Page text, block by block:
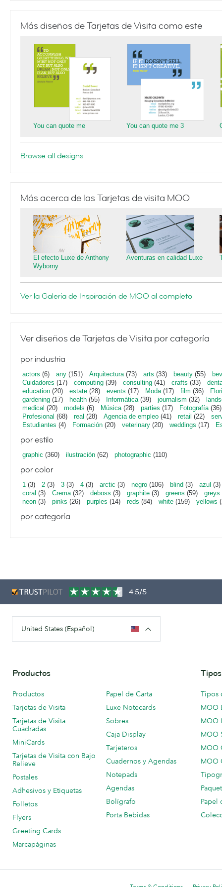
Más diseños de Tarjetas de Visita como este
You can quote me You can quote me 3
Browse all designs
Más acerca de las Tarjetas de visita MOO
El efecto Luxe de Anthony
Wyborny
Aventuras en calidad Luxe
Ver la Galería de Inspiración de MOO al completo
Ver diseños de Tarjetas de Visita por categoría
por industria
actors (6) any (151) Arquitectura(73) arts (33) beauty (55)
Cuidadores (17) computing (39) consulting (41) crafts (33)
education (20) estate (28) events (17) Moda(17) film (36)
gardening (17) health (55) Informática(39) journalism (32)
medical (20) models (6) Música(28) parties (17) Fotografía(36)
Profesional (68) real (28) Agencia de empleo (41) retail (22)
Estudiantes (4) Formación (20) veterinary (20) weddings (17)
por estilo
graphic (360) ilustración (62) photographic (110)
por color
1 (3) 2 (3) 3 (3) 4 (3) arctic (3) negro (106) blind (3) azul (3)
coral (3) Crema(32) deboss (3) graphite (3) greens (59) greys
neon (3) pinks (26) purples (14) reds (84) white (159) yellows
por categoría
4.5/5
United States (Español)
Productos
Productos
Tarjetas de Visita
Tarjetas de Visita
Cuadradas
MiniCards
Tarjetas de Visita con Bajo
Relieve
Postales
Adhesivos y Etiquetas
Folletos
Flyers
Greeting Cards
Marcapáginas
Papel de Carta
Luxe Notecards
Sobres
Caja Display
Tarjeteros
Cuadernos y Agendas
Notepads
Agendas
Bolígrafo
Porta Bebidas
Tipos
MOO
MOO
MOO
MOO
MOO
Papel